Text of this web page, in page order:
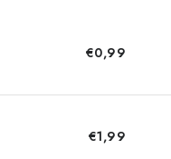
€0,99
€1,99